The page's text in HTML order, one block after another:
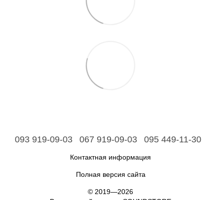
093 919-09-03 067 919-09-03 095 449-11-30
Контактная информация
Полная версия сайта
© 2019—2026